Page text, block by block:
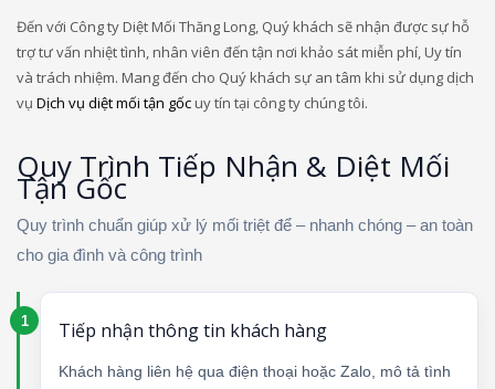
Đến với Công ty Diệt Mối Thăng Long, Quý khách sẽ nhận được sự hỗ
trợ tư vấn nhiệt tình, nhân viên đến tận nơi khảo sát miễn phí, Uy tín
và trách nhiệm. Mang đến cho Quý khách sự an tâm khi sử dụng dịch
vụ Dịch vụ diệt mối tận gốcuy tín tại công ty chúng tôi.
Quy Trình Tiếp Nhận & Diệt Mối
Tận Gốc
Quy trình chuẩn giúp xử lý mối triệt để – nhanh chóng – an toàn
cho gia đình và công trình
Tiếp nhận thông tin khách hàng
Khách hàng liên hệ qua điện thoại hoặc Zalo, mô tả tình